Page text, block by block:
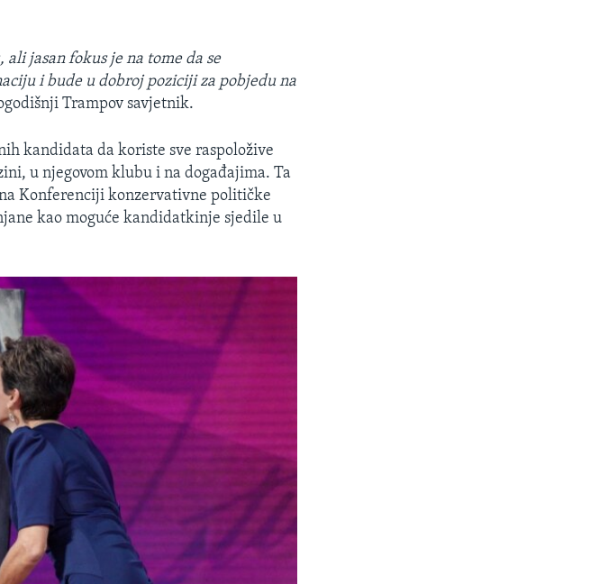
jasan fokus je na tome da se
i bude u dobroj poziciji za pobjedu na
Trampov savjetnik.
kandidata da koriste sve raspoložive
u njegovom klubu i na događajima. Ta
Konferenciji konzervativne političke
kao moguće kandidatkinje sjedile u